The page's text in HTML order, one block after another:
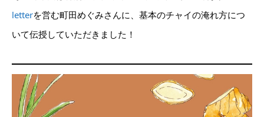
letterを営む町田めぐみさんに、基本のチャイの淹れ方につ
いて伝授していただきました！